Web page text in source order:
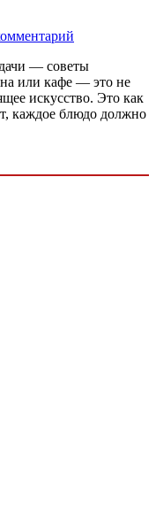
— советы
или кафе — это не
искусство. Это как
каждое блюдо должно